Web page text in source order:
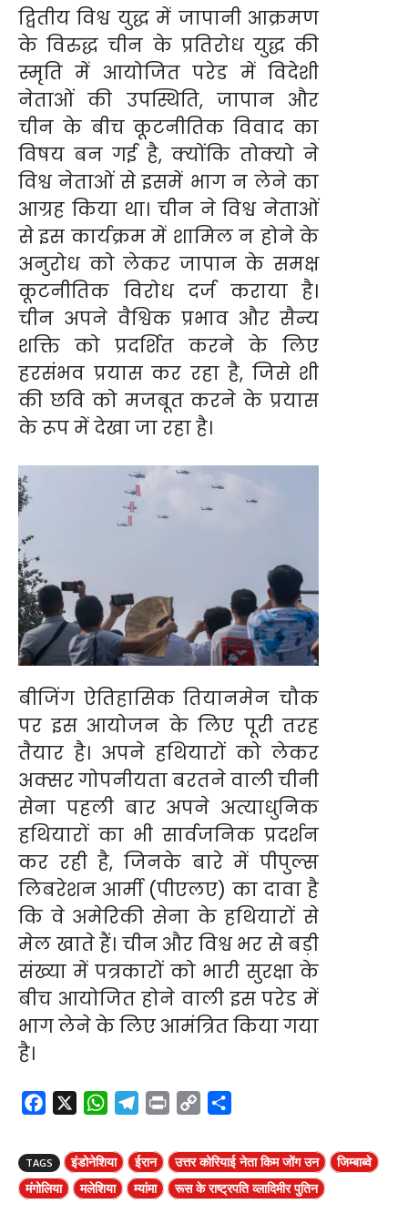
द्वितीय विश्व युद्ध में जापानी आक्रमण
के विरुद्ध चीन के प्रतिरोध युद्ध की
स्मृति में आयोजित परेड में विदेशी
नेताओं की उपस्थिति, जापान और
चीन के बीच कूटनीतिक विवाद का
विषय बन गई है, क्योंकि तोक्यो ने
विश्व नेताओं से इसमें भाग न लेने का
आग्रह किया था। चीन ने विश्व नेताओं
से इस कार्यक्रम में शामिल न होने के
अनुरोध को लेकर जापान के समक्ष
कूटनीतिक विरोध दर्ज कराया है।
चीन अपने वैश्विक प्रभाव और सैन्य
शक्ति को प्रदर्शित करने के लिए
हरसंभव प्रयास कर रहा है, जिसे शी
की छवि को मजबूत करने के प्रयास
के रूप में देखा जा रहा है।
बीजिंग ऐतिहासिक तियानमेन चौक
पर इस आयोजन के लिए पूरी तरह
तैयार है। अपने हथियारों को लेकर
अक्सर गोपनीयता बरतने वाली चीनी
सेना पहली बार अपने अत्याधुनिक
हथियारों का भी सार्वजनिक प्रदर्शन
कर रही है, जिनके बारे में पीपुल्स
लिबरेशन आर्मी (पीएलए) का दावा है
कि वे अमेरिकी सेना के हथियारों से
मेल खाते हैं। चीन और विश्व भर से बड़ी
संख्या में पत्रकारों को भारी सुरक्षा के
बीच आयोजित होने वाली इस परेड में
भाग लेने के लिए आमंत्रित किया गया
है।
c
e
b
W
a
t
s
l
e
g
i
n
t
p
y
L
a
r
e
TAGS इंडोनेशिया ईरान उत्तर कोरियाई नेता किम जोंग उन
जिम्बाब्वे
मंगोलिया
मलेशिया म्यांमा रूस के राष्ट्रपति व्लादिमीर पुतिन